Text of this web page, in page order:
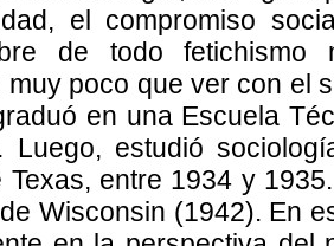
el compromiso
de todo fetichismo
muy poco que ver con el
en una Escuela
Luego, estudió
Texas, entre 1934 y
Wisconsin (1942). En